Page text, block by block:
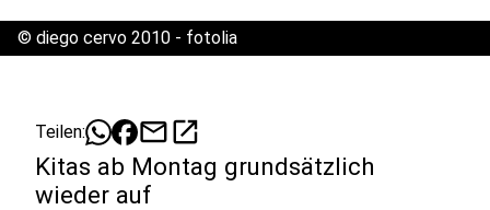
© diego cervo 2010 - fotolia
Teilen: mailopen_in_new
Kitas ab Montag grundsätzlich
wieder auf